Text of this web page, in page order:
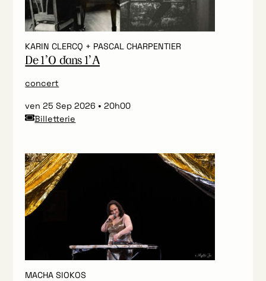
KARIN CLERCQ + PASCAL CHARPENTIER
De l’O dans l’A
concert
ven 25 Sep 2026
20h00
Billetterie
MACHA SIOKOS